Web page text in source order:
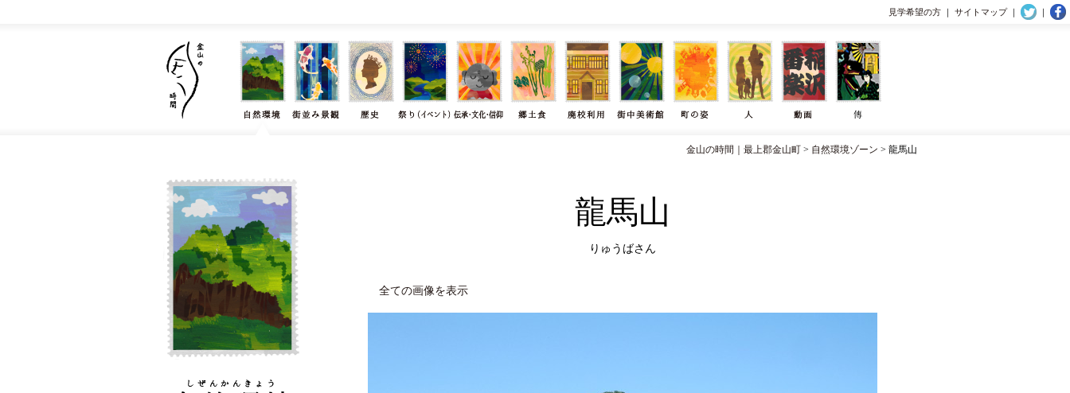
見学希望の方 ｜ サイトマップ｜ ｜
金山の時間｜最上郡金山町 > 自然環境ゾーン > 龍馬山
龍馬山
りゅうばさん
全ての画像を表示